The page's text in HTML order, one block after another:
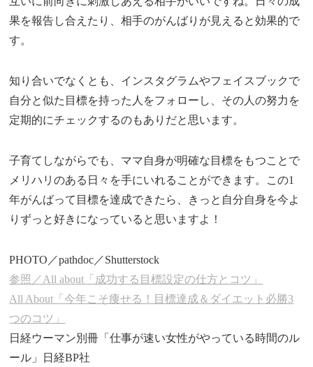
果を報告し合えたり、相手のがんばりが見えると効果的で
す。
知り合いでなくとも、インスタグラムやフェイスブックで
自分と似た目標を持った人をフォローし、その人の努力を
定期的にチェックするのもありだと思います。
子育てしながらでも、ママ自身が明確な目標をもつことで
メリハリのある日々を手にいれることができます。この1
年がんばって目標を達成できたら、きっと自分自身を今よ
りずっと好きになっていると思いますよ！
PHOTO／pathdoc／Shutterstock
参照／All about「成功する目標設定の仕方とコツ」
All About「今年こそ痩せる！目標達成＆ダイエット必勝3
つのコツ」
日経ウーマン別冊「仕事が速い女性がやっている時間のル
ール」日経BP社